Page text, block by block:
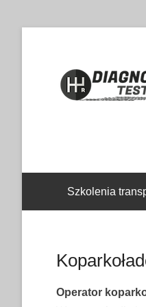
Szkolenia
Operator